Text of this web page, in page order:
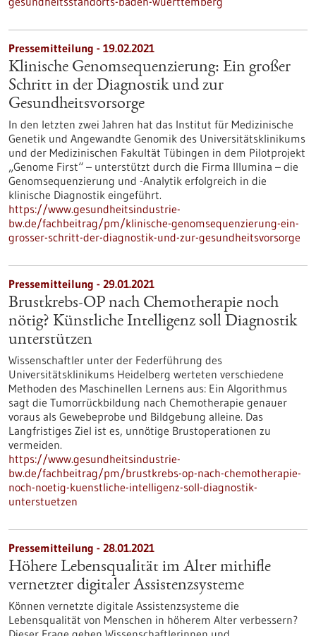
Pressemitteilung - 19.02.2021
Klinische Genomsequenzierung: Ein großer
Schritt in der Diagnostik und zur
Gesundheitsvorsorge
In den letzten zwei Jahren hat das Institut für Medizinische
Genetik und Angewandte Genomik des Universitätsklinikums
und der Medizinischen Fakultät Tübingen in dem Pilotprojekt
„Genome First“ – unterstützt durch die Firma Illumina – die
Genomsequenzierung und -Analytik erfolgreich in die
klinische Diagnostik eingeführt.
https://www.gesundheitsindustrie-
bw.de/fachbeitrag/pm/klinische-genomsequenzierung-ein-
grosser-schritt-der-diagnostik-und-zur-gesundheitsvorsorge
Pressemitteilung - 29.01.2021
Brustkrebs-OP nach Chemotherapie noch
nötig? Künstliche Intelligenz soll Diagnostik
unterstützen
Wissenschaftler unter der Federführung des
Universitätsklinikums Heidelberg werteten verschiedene
Methoden des Maschinellen Lernens aus: Ein Algorithmus
sagt die Tumorrückbildung nach Chemotherapie genauer
voraus als Gewebeprobe und Bildgebung alleine. Das
Langfristiges Ziel ist es, unnötige Brustoperationen zu
vermeiden.
https://www.gesundheitsindustrie-
bw.de/fachbeitrag/pm/brustkrebs-op-nach-chemotherapie-
noch-noetig-kuenstliche-intelligenz-soll-diagnostik-
unterstuetzen
Pressemitteilung - 28.01.2021
Höhere Lebensqualität im Alter mithifle
vernetzter digitaler Assistenzsysteme
Können vernetzte digitale Assistenzsysteme die
Lebensqualität von Menschen in höherem Alter verbessern?